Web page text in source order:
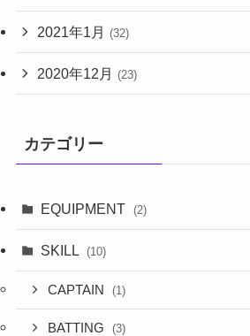
2021年1月 (32)
2020年12月 (23)
カテゴリー
EQUIPMENT (2)
SKILL (10)
CAPTAIN (1)
BATTING (3)